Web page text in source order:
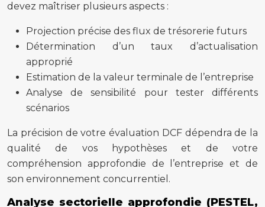
devez maîtriser plusieurs aspects :
Projection précise des flux de trésorerie futurs
Détermination d’un taux d’actualisation
approprié
Estimation de la valeur terminale de l’entreprise
Analyse de sensibilité pour tester différents
scénarios
La précision de votre évaluation DCF dépendra de la
qualité de vos hypothèses et de votre
compréhension approfondie de l’entreprise et de
son environnement concurrentiel.
Analyse sectorielle approfondie (PESTEL,